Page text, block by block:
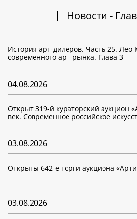
Новости -
История арт-дилеров. Часть 25. Лео
современного арт-рынка. Глава 3
04.08.2026
Открыт 319-й кураторский аукцион
век. Современное российское
03.08.2026
Открыты 642-е торги аукциона
03.08.2026